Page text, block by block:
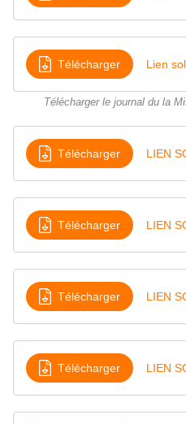
Télécharger Lien
Télécharger le journal du la
Télécharger LIEN
Télécharger LIEN
Télécharger LIEN
Télécharger LIEN